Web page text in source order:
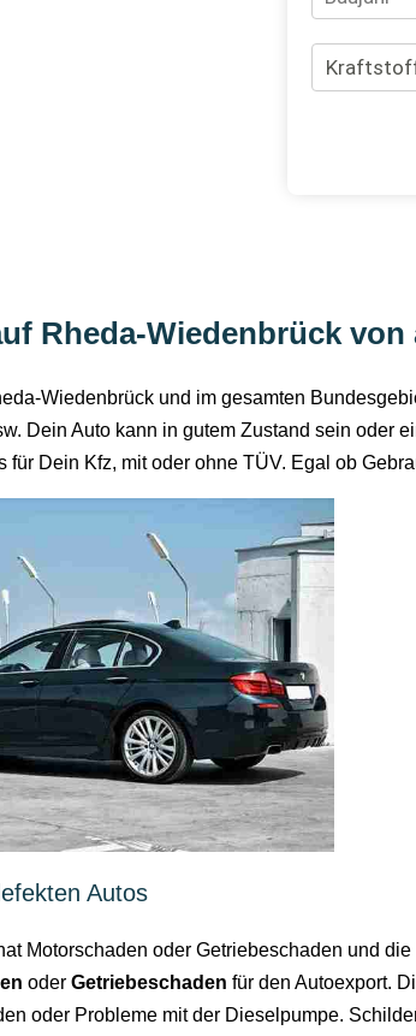
Rheda-Wiedenbrück
Wiedenbrück und im gesamten
Dein Auto kann in gutem Zustand sein oder
für Dein Kfz, mit oder ohne TÜV. Egal ob
Autos
Motorschaden oder Getriebeschaden und
oder Getriebeschaden für den Autoexport.
oder Probleme mit der Dieselpumpe.